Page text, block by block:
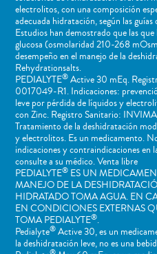
electrolitos, con una composición
adecuada hidratación, según las
Estudios han demostrado que las que
glucosa (osmolaridad 210-268
desempeño en el manejo de la
Rehydrationsalts.
PEDIALYTE®Active 30 mEq.
0017049-R1. Indicaciones:
leve por pérdida de líquidos y
con Zinc. Registro Sanitario:
Tratamiento de la deshidratación
y electrolitos. Es un medicamento.
indicaciones y contraindicaciones en
consulte a su médico. Venta libre
PEDIALYTE®ES UN
MANEJO DE LA
HIDRATADO TOMA AGUA. EN
EN CONDICIONES EXTERNAS
TOMA PEDIALYTE®.
Pedialyte®Active 30, es un
la deshidratación leve, no es una